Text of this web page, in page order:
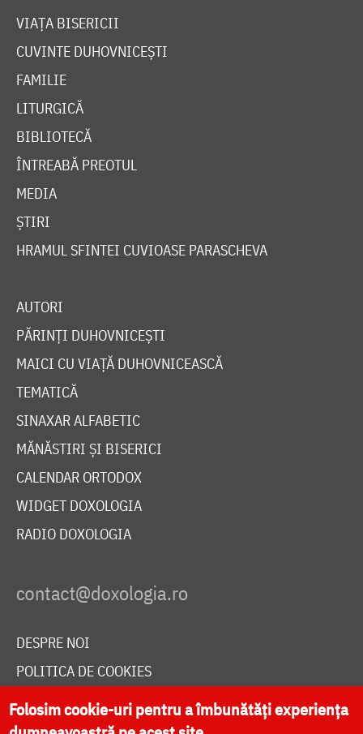
VIAȚA BISERICII
CUVINTE DUHOVNICEȘTI
FAMILIE
LITURGICĂ
BIBLIOTECĂ
ÎNTREABĂ PREOTUL
MEDIA
ȘTIRI
HRAMUL SFINTEI CUVIOASE PARASCHEVA
AUTORI
PĂRINȚI DUHOVNICEȘTI
MAICI CU VIAȚĂ DUHOVNICEASCĂ
TEMATICĂ
SINAXAR ALFABETIC
MĂNĂSTIRI ȘI BISERICI
CALENDAR ORTODOX
WIDGET DOXOLOGIA
RADIO DOXOLOGIA
DESPRE NOI
POLITICA DE COOKIES
DONEAZĂ ONLINE PENTRU CATEDRALA NAȚIONALĂ
Folosim cookie-uri pentru a îmbunătăți experiența